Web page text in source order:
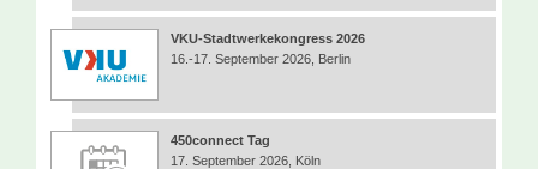
VKU-Stadtwerkekongress 2026
16.-17. September 2026, Berlin
450connect Tag
17. September 2026, Köln